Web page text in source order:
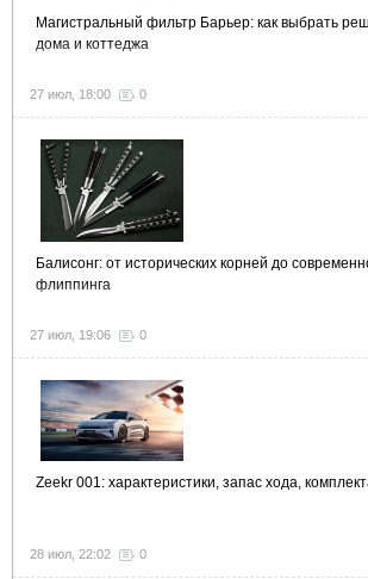
Магистральный фильтр Барьер: как выбрать
дома и коттеджа
27 июл, 18:00 0
Балисонг: от исторических корней до
флиппинга
27 июл, 19:06 0
Zeekr 001: характеристики, запас хода,
28 июл, 22:02 0